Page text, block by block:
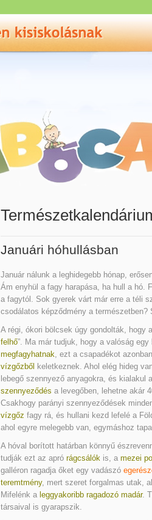
Januári hóhullásban
Január nálunk a leghidegebb hónap,
Ám enyhül a fagy harapása, ha hull a hó.
a fagytól. Sok gyerek várt már erre a téli
csodálatos képződmény a
A régi, ókori bölcsek úgy gondolták, hogy
felhő”. Ma már tudjuk, hogy a valóság
megfagyhatnak, ezt a csapadékot azonban
vízgőzből keletkeznek. Ahol elég hideg
lebegő szennyező anyagokra, és kialakul a
szennyeződés a levegőben, lehetne akár
Csakhogy parányi szennyeződések
vízgőz fagy rá, és hullani kezd lefelé a
ahol egyre melegebb van, egymáshoz
A hóval borított határban könnyű
tudják ezt az apró rágcsálókis, a mezei
galléron ragadja őket egy vadászó
teremtmény, mert szeret forgalmas utak,
Mifelénk a leggyakoribb ragadozó madár.
társaival is gyarapszik.